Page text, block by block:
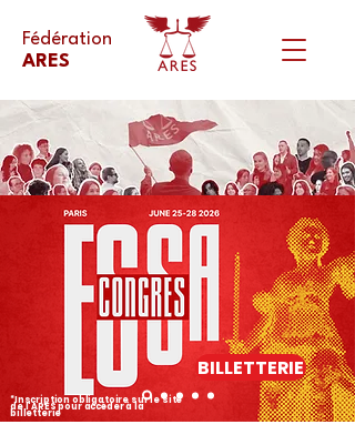
Fédération
ARES
BILLETTERIE
*Inscription obligatoire sur le site
de l'ARES pour accéder à la
billetterie